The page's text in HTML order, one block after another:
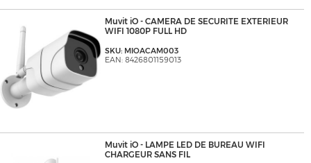
Muvit iO - CAMERA DE SECURITE EXTERIEUR
WIFI 1080P FULL HD
SKU: MIOACAM003
EAN: 8426801159013
Muvit iO - LAMPE LED DE BUREAU WIFI
CHARGEUR SANS FIL